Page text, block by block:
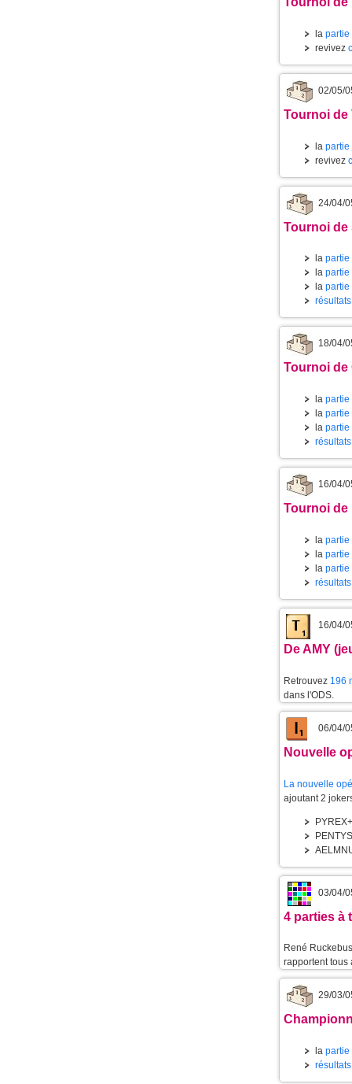
la partie
revivez
02/05/
Tournoi de
la partie
revivez
24/04/
Tournoi de
la partie
la partie
la partie
18/04/
Tournoi de
la partie
la partie
la partie
16/04/
Tournoi de
la partie
la partie
la partie
16/04/
De AMY
Retrouvez 196
dans l'ODS.
06/04/
Nouvelle
La nouvelle
ajoutant 2
03/04/
4 parties à
René
rapportent tous
29/03/
la partie
résultats